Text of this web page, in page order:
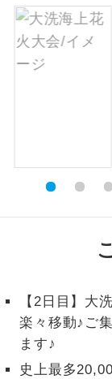
【2日目】大
楽々移動♪ご
ます♪
史上最多
露天風呂
お部屋食
トラベルイヤ
1名様催行
2名様催行
て、ご旅行
ご予約方